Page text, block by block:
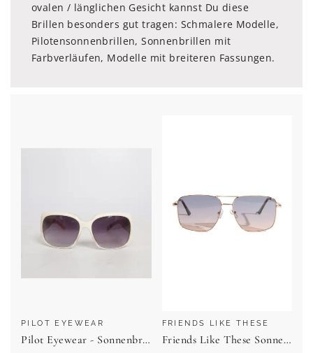
ovalen / länglichen Gesicht kannst Du diese
Brillen besonders gut tragen: Schmalere Modelle,
Pilotensonnenbrillen, Sonnenbrillen mit
Farbverläufen, Modelle mit breiteren Fassungen.
PILOT EYEWEAR
Pilot Eyewear - Sonnenbrille - Damen - Beige
FRIENDS LIKE THESE
Friends Like These Sonnenbrille Friends Like These Metall-Sonnenbrille, Pilot (1-St)